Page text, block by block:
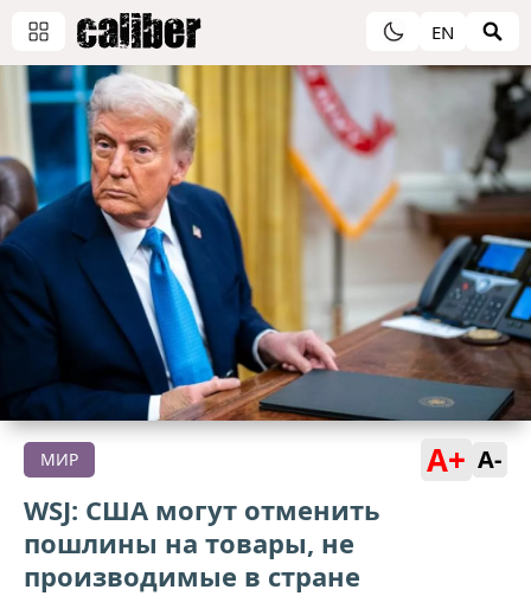
EN
МИР A+ A-
WSJ: США могут отменить
пошлины на товары, не
производимые в стране